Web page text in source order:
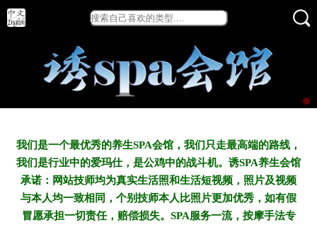
我们是一个最优秀的养生SPA会馆，我们只走最高端的路线，
我们是行业中的爱玛仕，是公鸡中的战斗机。诱SPA养生会馆
承诺：网站技师均为真实生活照和生活短视频，照片及视频
与本人均一致相同，个别技师本人比照片更加优秀，如有假
冒愿承担一切责任，赔偿损失。SPA服务一流，按摩手法专